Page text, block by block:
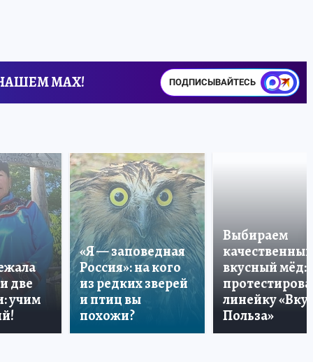
MAX! ПОДПИСЫВАЙТЕСЬ
две
учим
«Я — заповедная
Россия»: на кого
из редких зверей
и птиц вы
похожи?
Выбираем
качественный
вкусный мёд:
линейку «Вкус
Польза»